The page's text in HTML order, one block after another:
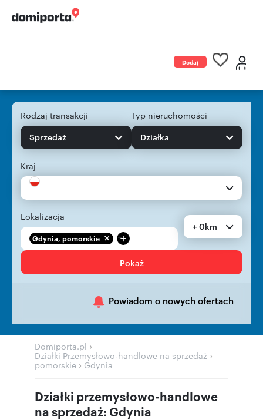
Dodaj
Rodzaj transakcji
Sprzedaż
Typ nieruchomości
Działka
Kraj
Lokalizacja
Gdynia, pomorskie +
+ 0km
Pokaż
Powiadom o nowych ofertach
Domiporta.pl ›
Działki Przemysłowo-handlowe na sprzedaż ›
pomorskie › Gdynia
Działki przemysłowo-handlowe
na sprzedaż: Gdynia